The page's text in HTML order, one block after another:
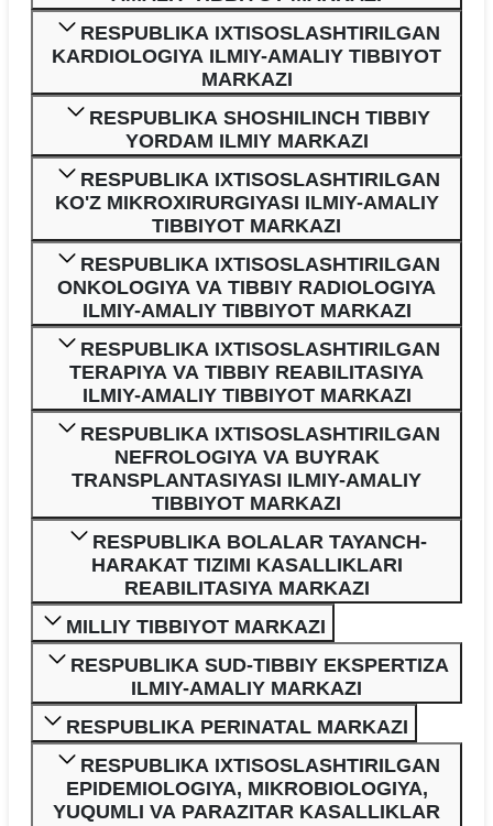
RESPUBLIKA IXTISOSLASHTIRILGAN
KARDIOLOGIYA ILMIY-AMALIY TIBBIYOT
MARKAZI
RESPUBLIKA SHOSHILINCH TIBBIY
YORDAM ILMIY MARKAZI
RESPUBLIKA IXTISOSLASHTIRILGAN
KO'Z MIKROXIRURGIYASI ILMIY-AMALIY
TIBBIYOT MARKAZI
RESPUBLIKA IXTISOSLASHTIRILGAN
ONKOLOGIYA VA TIBBIY RADIOLOGIYA
ILMIY-AMALIY TIBBIYOT MARKAZI
RESPUBLIKA IXTISOSLASHTIRILGAN
TERAPIYA VA TIBBIY REABILITASIYA
ILMIY-AMALIY TIBBIYOT MARKAZI
RESPUBLIKA IXTISOSLASHTIRILGAN
NEFROLOGIYA VA BUYRAK
TRANSPLANTASIYASI ILMIY-AMALIY
TIBBIYOT MARKAZI
RESPUBLIKA BOLALAR TAYANCH-
HARAKAT TIZIMI KASALLIKLARI
REABILITASIYA MARKAZI
MILLIY TIBBIYOT MARKAZI
RESPUBLIKA SUD-TIBBIY EKSPERTIZA
ILMIY-AMALIY MARKAZI
RESPUBLIKA PERINATAL MARKAZI
RESPUBLIKA IXTISOSLASHTIRILGAN
EPIDEMIOLOGIYA, MIKROBIOLOGIYA,
YUQUMLI VA PARAZITAR KASALLIKLAR